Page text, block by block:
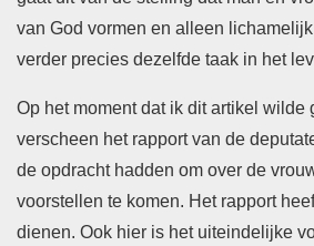
van God vormen en alleen
verder precies dezelfde taak in het
Op het moment dat ik dit artikel wilde
verscheen het rapport van de
de opdracht hadden om over de
voorstellen te komen. Het rapport
dienen. Ook hier is het uiteindelijke